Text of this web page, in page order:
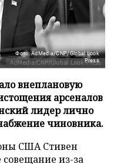
Фото: AdMedia/CNP/Global Look
Press
внеплановую
арсеналов
лидер лично
чиновника.
США Стивен
из-за